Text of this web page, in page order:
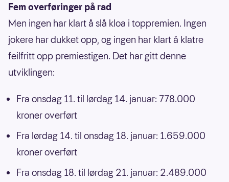
Fem overføringer på rad
Men ingen har klart å slå kloa i toppremien. Ingen
jokere har dukket opp, og ingen har klart å klatre
feilfritt opp premiestigen. Det har gitt denne
utviklingen:
Fra onsdag 11. til lørdag 14. januar: 778.000
kroner overført
Fra lørdag 14. til onsdag 18. januar: 1.659.000
kroner overført
Fra onsdag 18. til lørdag 21. januar: 2.489.000